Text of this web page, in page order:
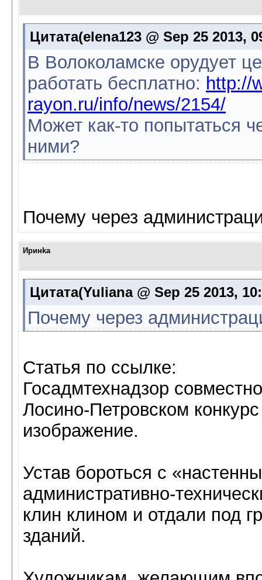
Цитата(elena123 @ Sep 25 2013,
В Волоколамске орудует
работать бесплатно: http://
rayon.ru/info/news/2154/
Может как-то попытаться
ними?
Почему через
Иринkа
Цитата(Yuliana @ Sep 25 2013,
Почему через
Статья по ссылке:
Госадмтехнадзор
Лосино-Петровском
изображение.
Устав бороться с
административно-
клин клином и отдали под
зданий.